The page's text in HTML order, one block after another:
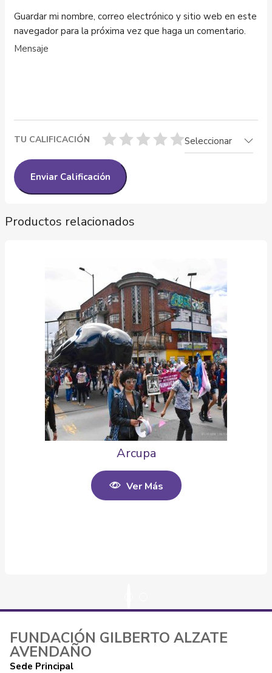
Guardar mi nombre, correo electrónico y sitio web en este
navegador para la próxima vez que haga un comentario.
TU CALIFICACIÓN Seleccionar
Productos relacionados
Arcupa
Ver Más
FUNDACIÓN GILBERTO ALZATE
AVENDAÑO
Sede Principal